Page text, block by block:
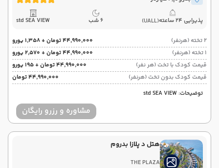
پذیرایی 24 ساعته (UALL) 6 شب std SEA VIEW
2 تخته (هرنفر)
۴۴٬۹۹۰٬۰۰۰ تومان + ۱٬۳۵۸ یورو
1 تخته (هرنفر)
۴۴٬۹۹۰٬۰۰۰ تومان + ۲٬۵۷۰ یورو
قیمت کودک با تخت (هر نفر)
۴۴٬۹۹۰٬۰۰۰ تومان + ۱۹۵ یورو
قیمت کودک بدون تخت (هرنفر)
۴۴٬۹۹۰٬۰۰۰ تومان
توضیحات: std SEA VIEW
مشاوره و رزرو رایگان
هتل د پلازا بدروم
THE PLAZA